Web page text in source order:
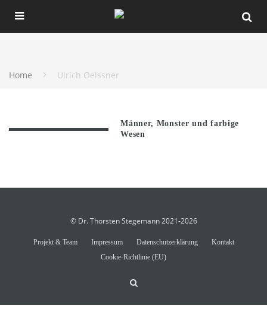
Home Ulrich Oelssner
Männer, Monster und farbige
Wesen
© Dr. Thorsten Stegemann 2021-2026
Projekt & Team Impressum Datenschutzerklärung
Kontakt
Cookie-Richtlinie (EU)